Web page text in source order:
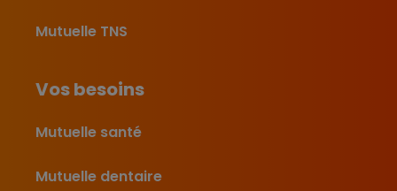
Mutuelle TNS
Vos besoins
Mutuelle santé
Mutuelle dentaire